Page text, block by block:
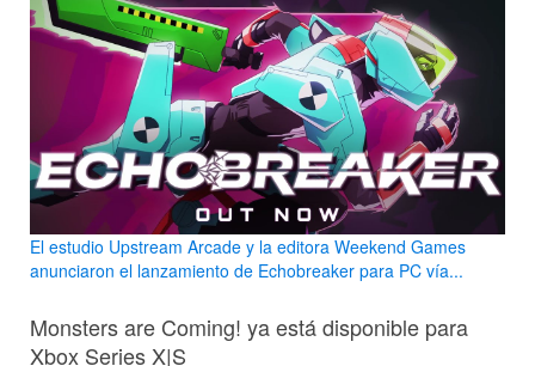
El estudio Upstream Arcade y la editora Weekend Games
anunciaron el lanzamiento de Echobreaker para PC vía...
Monsters are Coming! ya está disponible para
Xbox Series X|S